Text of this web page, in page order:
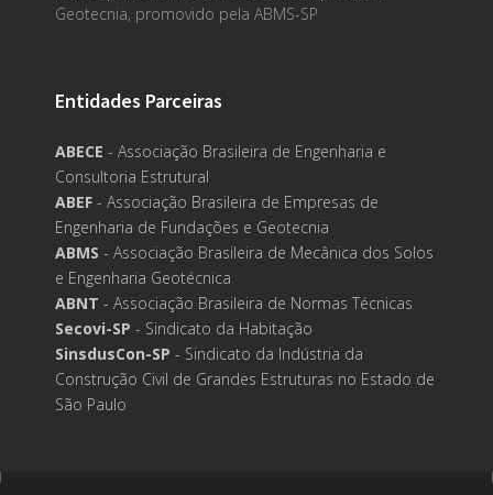
Geotecnia, promovido pela ABMS-SP
Entidades Parceiras
ABECE - Associação Brasileira de Engenharia e
Consultoria Estrutural
ABEF - Associação Brasileira de Empresas de
Engenharia de Fundações e Geotecnia
ABMS - Associação Brasileira de Mecânica dos Solos
e Engenharia Geotécnica
ABNT - Associação Brasileira de Normas Técnicas
Secovi-SP - Sindicato da Habitação
SinsdusCon-SP - Sindicato da Indústria da
Construção Civil de Grandes Estruturas no Estado de
São Paulo